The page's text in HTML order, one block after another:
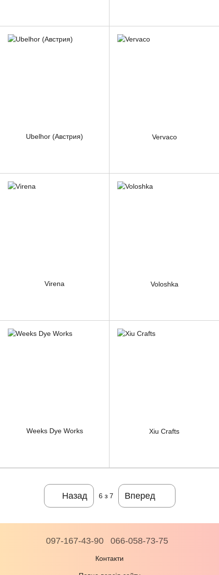
Ubelhor (Австрия) Vervaco
Virena Voloshka
Weeks Dye Works Xiu Crafts
Назад 6 з 7 Вперед
097-167-43-90 066-058-73-75
Контакти